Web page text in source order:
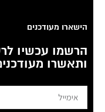
הישארו מעודכנים
הרשמו עכשיו
ותאשרו